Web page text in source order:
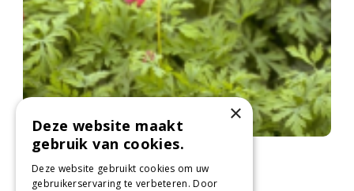
Gebroken hartje
Dicentra 'Bacchanal'
×
Deze website maakt
gebruik van cookies.
Deze website gebruikt cookies om uw
gebruikerservaring te verbeteren. Door